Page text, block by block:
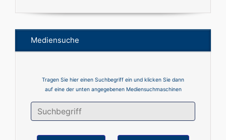
Mediensuche
Tragen Sie hier einen Suchbegriff ein und klicken Sie dann
auf eine der unten angegebenen Mediensuchmaschinen